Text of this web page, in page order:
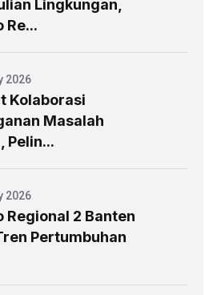
Lingkungan,
Re...
2026
Kolaborasi
Masalah
Pelin...
2026
Regional 2 Banten
Pertumbuhan